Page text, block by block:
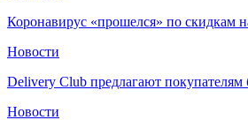
Коронавирус «прошелся» по скидкам
Новости
Delivery Club предлагают
Новости